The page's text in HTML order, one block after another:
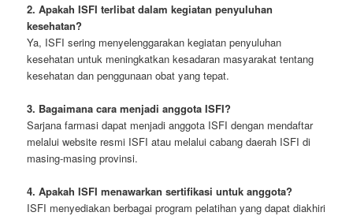
2. Apakah ISFI terlibat dalam kegiatan penyuluhan
kesehatan?
Ya, ISFI sering menyelenggarakan kegiatan penyuluhan
kesehatan untuk meningkatkan kesadaran masyarakat tentang
kesehatan dan penggunaan obat yang tepat.
3. Bagaimana cara menjadi anggota ISFI?
Sarjana farmasi dapat menjadi anggota ISFI dengan mendaftar
melalui website resmi ISFI atau melalui cabang daerah ISFI di
masing-masing provinsi.
4. Apakah ISFI menawarkan sertifikasi untuk anggota?
ISFI menyediakan berbagai program pelatihan yang dapat diakhiri